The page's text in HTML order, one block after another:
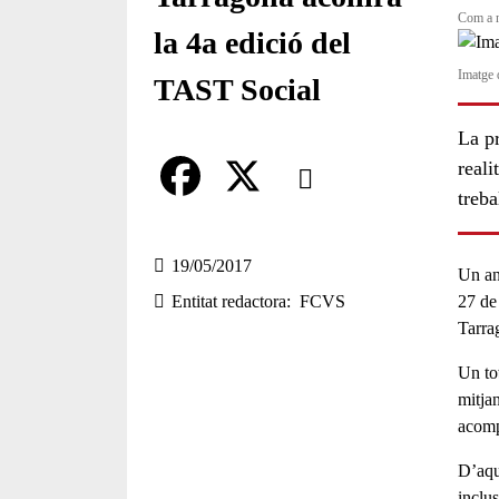
la 4a edició del
TAST Social
Comparteix
a
c
19/05/2017
Entitat redactora
FCVS
Com a
Imatge
La
Un
27
Un